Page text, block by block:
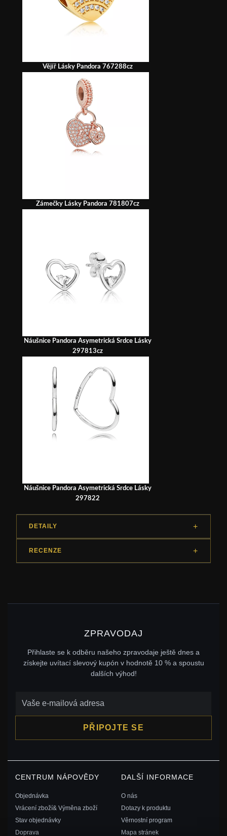
Vějíř Lásky Pandora 767288cz
Zámečky Lásky Pandora 781807cz
Náušnice Pandora Asymetrická Srdce Lásky
297813cz
Náušnice Pandora Asymetrická Srdce Lásky
297822
DETAILY
RECENZE
ZPRAVODAJ
Přihlaste se k odběru našeho zpravodaje ještě dnes a
získejte uvítací slevový kupón v hodnotě 10 % a spoustu
dalších výhod!
PŘIPOJTE SE
CENTRUM NÁPOVĚDY
Objednávka
Vrácení zboží& Výměna zboží
Stav objednávky
Doprava
DALŠÍ INFORMACE
O nás
Dotazy k produktu
Věrnostní program
Mapa stránek